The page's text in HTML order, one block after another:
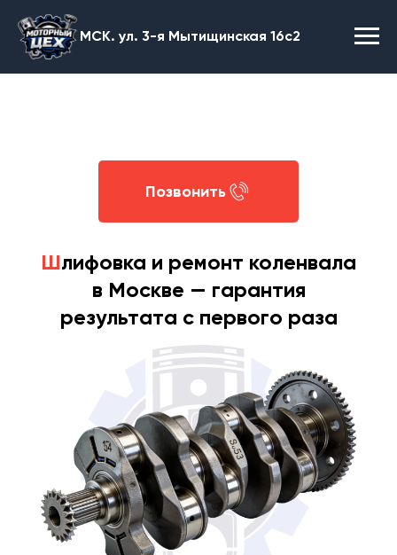
МСК. ул. 3-я Мытищинская 16с2
Позвонить
Шлифовка и ремонт коленвала
в Москве — гарантия
результата с первого раза